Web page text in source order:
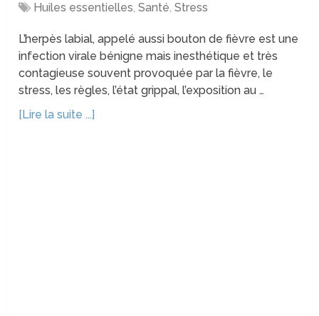
Huiles essentielles,Santé,Stress
L’herpès labial, appelé aussi bouton de fièvre est une
infection virale bénigne mais inesthétique et très
contagieuse souvent provoquée par la fièvre, le
stress, les règles, l’état grippal, l’exposition au …
[Lire la suite ...]